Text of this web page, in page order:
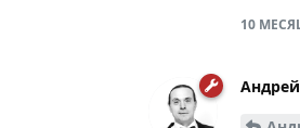
10
Андрей